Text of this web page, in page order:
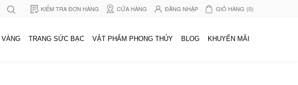
KIỂM TRA ĐƠN HÀNG CỬA HÀNG ĐĂNG NHẬP GIỎ HÀNG (0)
TRANG SỨC BẠC VẬT PHẨM PHONG THỦY BLOG KHUYẾN MÃI